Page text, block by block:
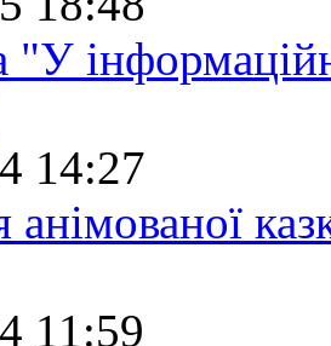
"У
14:27
анімованої
11:59